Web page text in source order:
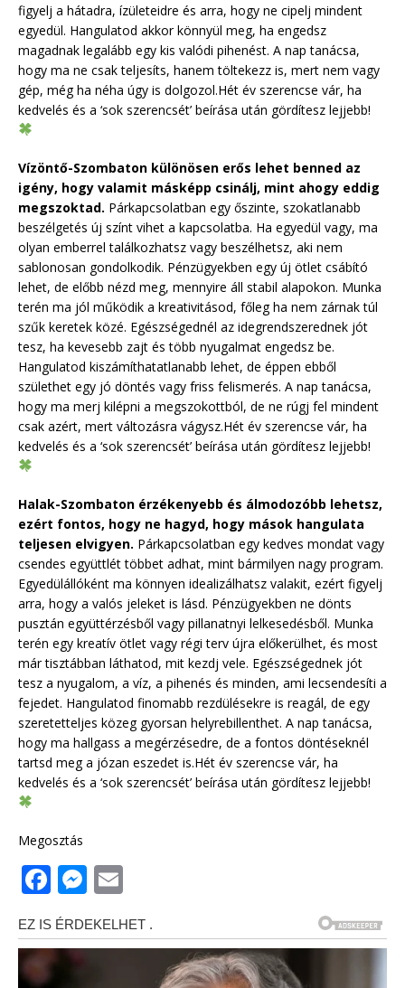
figyelj a hátadra, ízületeidre és arra, hogy ne cipelj mindent
egyedül. Hangulatod akkor könnyül meg, ha engedsz
magadnak legalább egy kis valódi pihenést. A nap tanácsa,
hogy ma ne csak teljesíts, hanem töltekezz is, mert nem vagy
gép, még ha néha úgy is dolgozol.Hét év szerencse vár, ha
kedvelés és a ‘sok szerencsét’ beírása után gördítesz lejjebb!
Vízöntő-Szombaton különösen erős lehet benned az
igény, hogy valamit másképp csinálj, mint ahogy eddig
megszoktad. Párkapcsolatban egy őszinte, szokatlanabb
beszélgetés új színt vihet a kapcsolatba. Ha egyedül vagy, ma
olyan emberrel találkozhatsz vagy beszélhetsz, aki nem
sablonosan gondolkodik. Pénzügyekben egy új ötlet csábító
lehet, de előbb nézd meg, mennyire áll stabil alapokon. Munka
terén ma jól működik a kreativitásod, főleg ha nem zárnak túl
szűk keretek közé. Egészségednél az idegrendszerednek jót
tesz, ha kevesebb zajt és több nyugalmat engedsz be.
Hangulatod kiszámíthatatlanabb lehet, de éppen ebből
születhet egy jó döntés vagy friss felismerés. A nap tanácsa,
hogy ma merj kilépni a megszokottból, de ne rúgj fel mindent
csak azért, mert változásra vágysz.Hét év szerencse vár, ha
kedvelés és a ‘sok szerencsét’ beírása után gördítesz lejjebb!
Halak-Szombaton érzékenyebb és álmodozóbb lehetsz,
ezért fontos, hogy ne hagyd, hogy mások hangulata
teljesen elvigyen. Párkapcsolatban egy kedves mondat vagy
csendes együttlét többet adhat, mint bármilyen nagy program.
Egyedülállóként ma könnyen idealizálhatsz valakit, ezért figyelj
arra, hogy a valós jeleket is lásd. Pénzügyekben ne dönts
pusztán együttérzésből vagy pillanatnyi lelkesedésből. Munka
terén egy kreatív ötlet vagy régi terv újra előkerülhet, és most
már tisztábban láthatod, mit kezdj vele. Egészségednek jót
tesz a nyugalom, a víz, a pihenés és minden, ami lecsendesíti a
fejedet. Hangulatod finomabb rezdülésekre is reagál, de egy
szeretetteljes közeg gyorsan helyrebillenthet. A nap tanácsa,
hogy ma hallgass a megérzésedre, de a fontos döntéseknél
tartsd meg a józan eszedet is.Hét év szerencse vár, ha
kedvelés és a ‘sok szerencsét’ beírása után gördítesz lejjebb!
Megosztás
F
a
c
e
M
ssai